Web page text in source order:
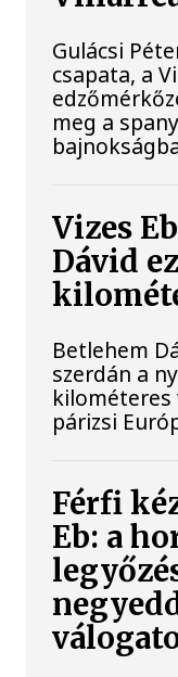
Gulácsi
csapata, a
meg a
Vizes
Dávid
Betlehem
szerdán a
kilométeres
párizsi
Férfi
Eb: a